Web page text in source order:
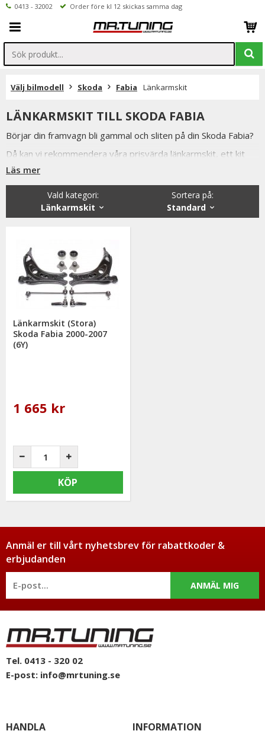
0413 - 32002 Order före kl 12 skickas samma dag
Välj bilmodell Skoda Fabia Länkarmskit
LÄNKARMSKIT TILL SKODA FABIA
Börjar din framvagn bli gammal och sliten på din Skoda Fabia?
Då kan vi rekommendera våra prisvärda länkarmskit, ett kit
innehåller delar till både vänster och höger sida.
Allt för att din bil ska bli så bra som möjligt till ett så bra pris
som möjligt.
Inne på produktsidan hittar ni ett formulär för att enkelt ställa
Läs mer
Sortera på:
Standard
Vald kategori:
Länkarmskit
Länkarmskit (Stora)
Skoda Fabia 2000-2007
(6Y)
1 665 kr
KÖP
Anmäl er till vårt nyhetsbrev för rabattkoder &
erbjudanden
ANMÄL MIG
Tel. 0413 - 320 02
E-post: info@mrtuning.se
HANDLA INFORMATION